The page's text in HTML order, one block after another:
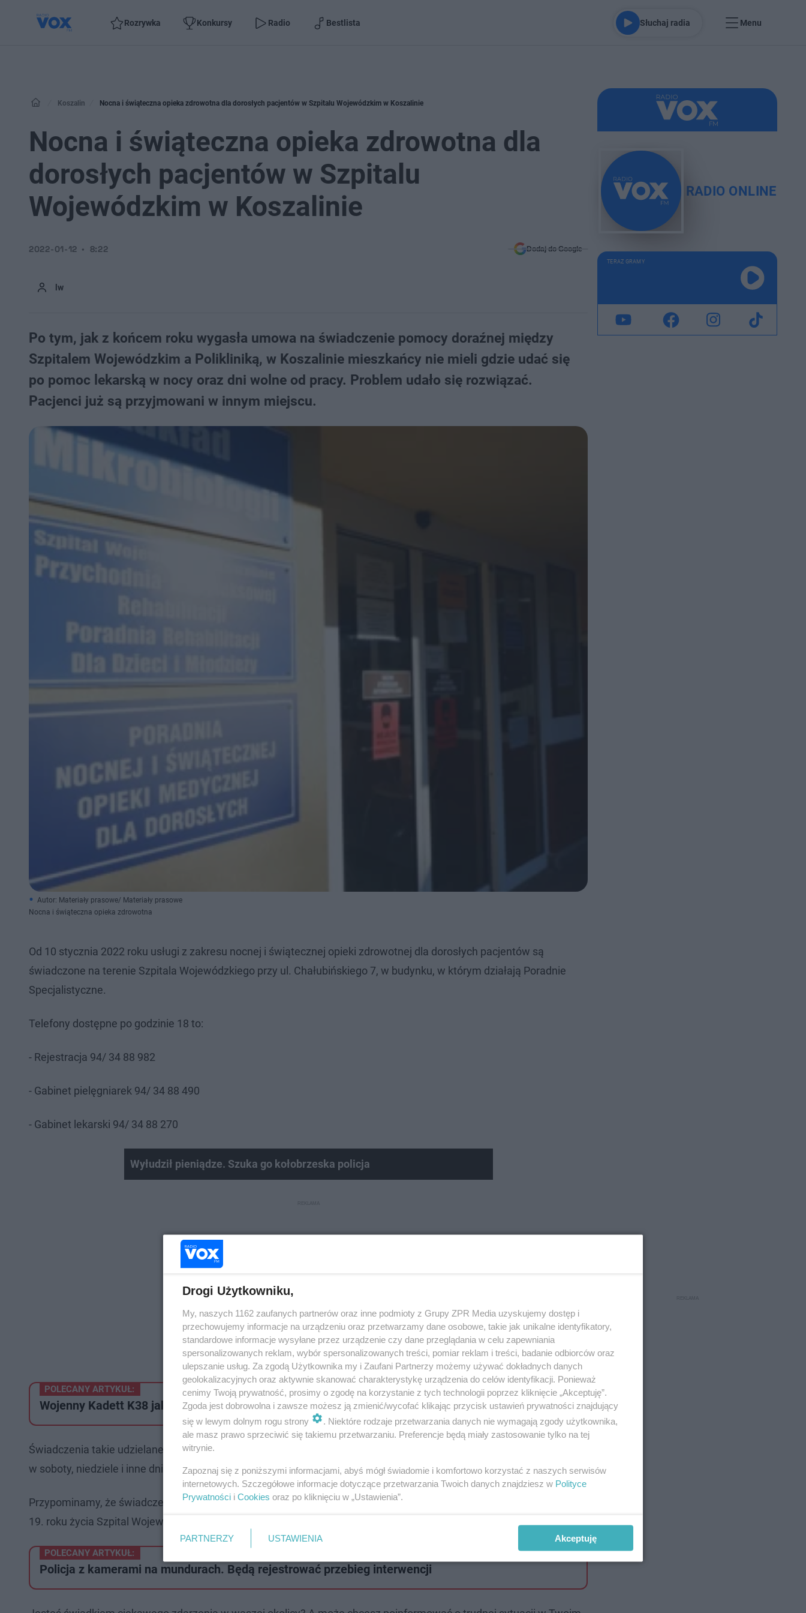
Rozrywka Konkursy Radio Bestlista Słuchaj radia Menu
Koszalin Nocna i świąteczna opieka zdrowotna dla dorosłych pacjentów w Szpitalu Wojewódzkim w Koszalinie
Nocna i świąteczna opieka zdrowotna dla
dorosłych pacjentów w Szpitalu
Wojewódzkim w Koszalinie
lw
2022-01-12 8:22 Dodaj do Google
Po tym, jak z końcem roku wygasła umowa na świadczenie pomocy doraźnej między
Szpitalem Wojewódzkim a Polikliniką, w Koszalinie mieszkańcy nie mieli gdzie udać się
po pomoc lekarską w nocy oraz dni wolne od pracy. Problem udało się rozwiązać.
Pacjenci już są przyjmowani w innym miejscu.
Autor: Materiały prasowe/ Materiały prasowe
Nocna i świąteczna opieka zdrowotna
Od 10 stycznia 2022 roku usługi z zakresu nocnej i świątecznej opieki zdrowotnej dla dorosłych pacjentów są
świadczone na terenie Szpitala Wojewódzkiego przy ul. Chałubińskiego 7, w budynku, w którym działają Poradnie
Specjalistyczne.
Telefony dostępne po godzinie 18 to:
- Rejestracja 94/ 34 88 982
- Gabinet pielęgniarek 94/ 34 88 490
- Gabinet lekarski 94/ 34 88 270
Wyłudził pieniądze. Szuka go kołobrzeska policja
POLECANY ARTYKUŁ:
Wojenny Kadett K38 jak nowy. Rekonstruują go Koszalinianie (WYWIAD)
Świadczenia takie udzielane są od poniedziałku do piątku w godzinach 18.00-8.00 dnia następnego oraz całodobowo
w soboty, niedziele i inne dni ustawowo wolne od pracy.
Przypominamy, że świadczenia zdrowotne w zakresie nocnej i świątecznej opieki medycznej dla dzieci i młodzieży do
19. roku życia Szpital Wojewódzki w Koszalinie również realizuje przy ul. Chałubińskiego 7, w Pawilonie Dziecięcym.
POLECANY ARTYKUŁ:
Policja z kamerami na mundurach. Będą rejestrować przebieg interwencji
RADIO ONLINE
TERAZ GRAMY
Drogi Użytkowniku,
My, naszych 1162 zaufanych partnerów oraz inne podmioty z Grupy ZPR Media uzyskujemy dostęp i
przechowujemy informacje na urządzeniu oraz przetwarzamy dane osobowe, takie jak unikalne identyfikatory,
standardowe informacje wysyłane przez urządzenie czy dane przeglądania w celu zapewniania
spersonalizowanych reklam, wybór spersonalizowanych treści, pomiar reklam i treści, badanie odbiorców oraz
ulepszanie usług. Za zgodą Użytkownika my i Zaufani Partnerzy możemy używać dokładnych danych
geolokalizacyjnych oraz aktywnie skanować charakterystykę urządzenia do celów identyfikacji. Ponieważ
cenimy Twoją prywatność, prosimy o zgodę na korzystanie z tych technologii poprzez kliknięcie „Akceptuję”.
Zgoda jest dobrowolna i zawsze możesz ją zmienić/wycofać klikając przycisk ustawień prywatności znajdujący
się w lewym dolnym rogu strony
. Niektóre rodzaje przetwarzania danych nie wymagają zgody użytkownika,
ale masz prawo sprzeciwić się takiemu przetwarzaniu. Preferencje będą miały zastosowanie tylko na tej
witrynie.
Zapoznaj się z poniższymi informacjami, abyś mógł świadomie i komfortowo korzystać z naszych serwisów
internetowych. Szczegółowe informacje dotyczące przetwarzania Twoich danych znajdziesz w Polityce
Prywatności i Cookies oraz po kliknięciu w „Ustawienia”.
PARTNERZY USTAWIENIA Akceptuję